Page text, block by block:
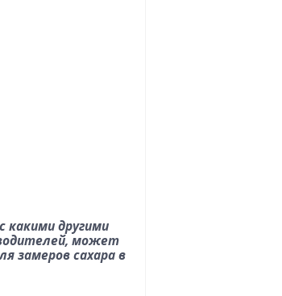
другими
может
замеров сахара в